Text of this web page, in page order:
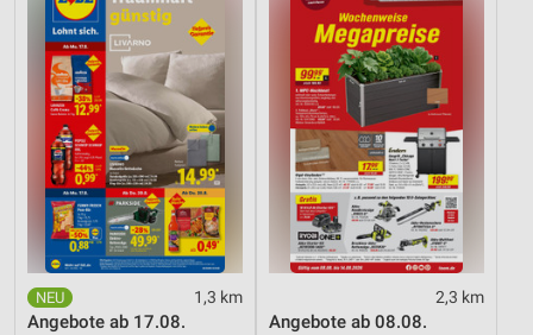
1,3 km
Angebote ab 17.08.
2,3 km
Angebote ab 08.08.